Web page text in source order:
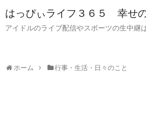
はっぴぃライフ３６５ 幸せ
アイドルのライブ配信やスポーツの生中継
ホーム 行事・生活・日々のこと